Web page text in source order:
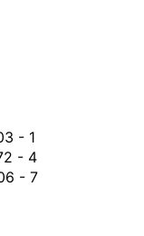
- 1
- 4
- 7